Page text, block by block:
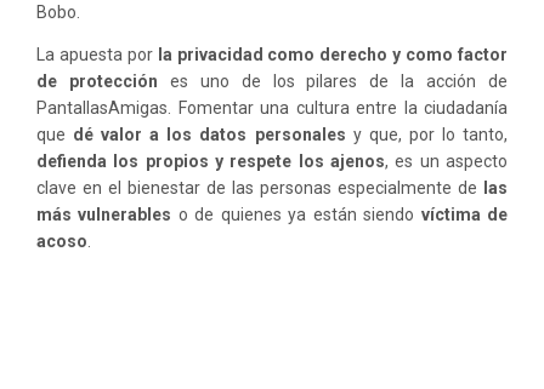
Bobo.
La apuesta por la privacidad como derecho y como factor
de protección es uno de los pilares de la acción de
PantallasAmigas. Fomentar una cultura entre la ciudadanía
que dé valor a los datos personales y que, por lo tanto,
defienda los propios y respete los ajenos, es un aspecto
clave en el bienestar de las personas especialmente de las
más vulnerables o de quienes ya están siendo víctima de
acoso